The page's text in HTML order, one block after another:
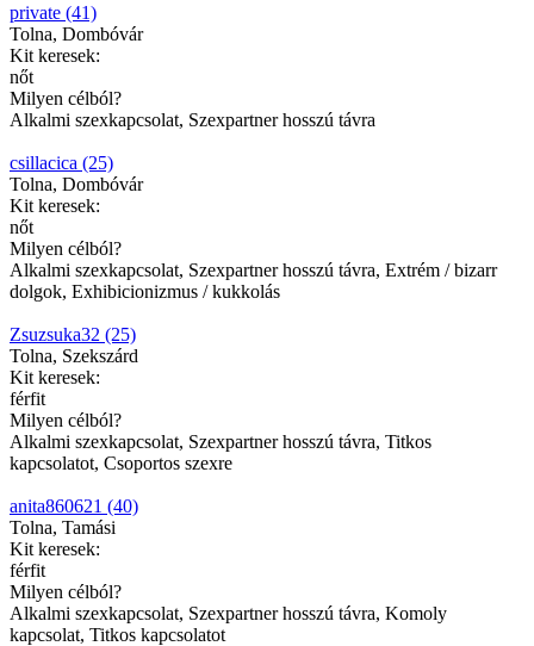
private (41)
Tolna, Dombóvár
Kit keresek:
nőt
Milyen célból?
Alkalmi szexkapcsolat, Szexpartner hosszú távra
csillacica (25)
Tolna, Dombóvár
Kit keresek:
nőt
Milyen célból?
Alkalmi szexkapcsolat, Szexpartner hosszú távra, Extrém / bizarr
dolgok, Exhibicionizmus / kukkolás
Zsuzsuka32 (25)
Tolna, Szekszárd
Kit keresek:
férfit
Milyen célból?
Alkalmi szexkapcsolat, Szexpartner hosszú távra, Titkos
kapcsolatot, Csoportos szexre
anita860621 (40)
Tolna, Tamási
Kit keresek:
férfit
Milyen célból?
Alkalmi szexkapcsolat, Szexpartner hosszú távra, Komoly
kapcsolat, Titkos kapcsolatot